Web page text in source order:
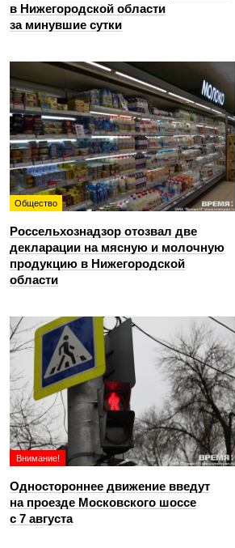
в Нижегородской области
за минувшие сутки
Общество
Россельхознадзор отозвал две
декларации на мясную и молочную
продукцию в Нижегородской
области
Внимание!
Одностороннее движение введут
на проезде Московского шоссе
с 7 августа